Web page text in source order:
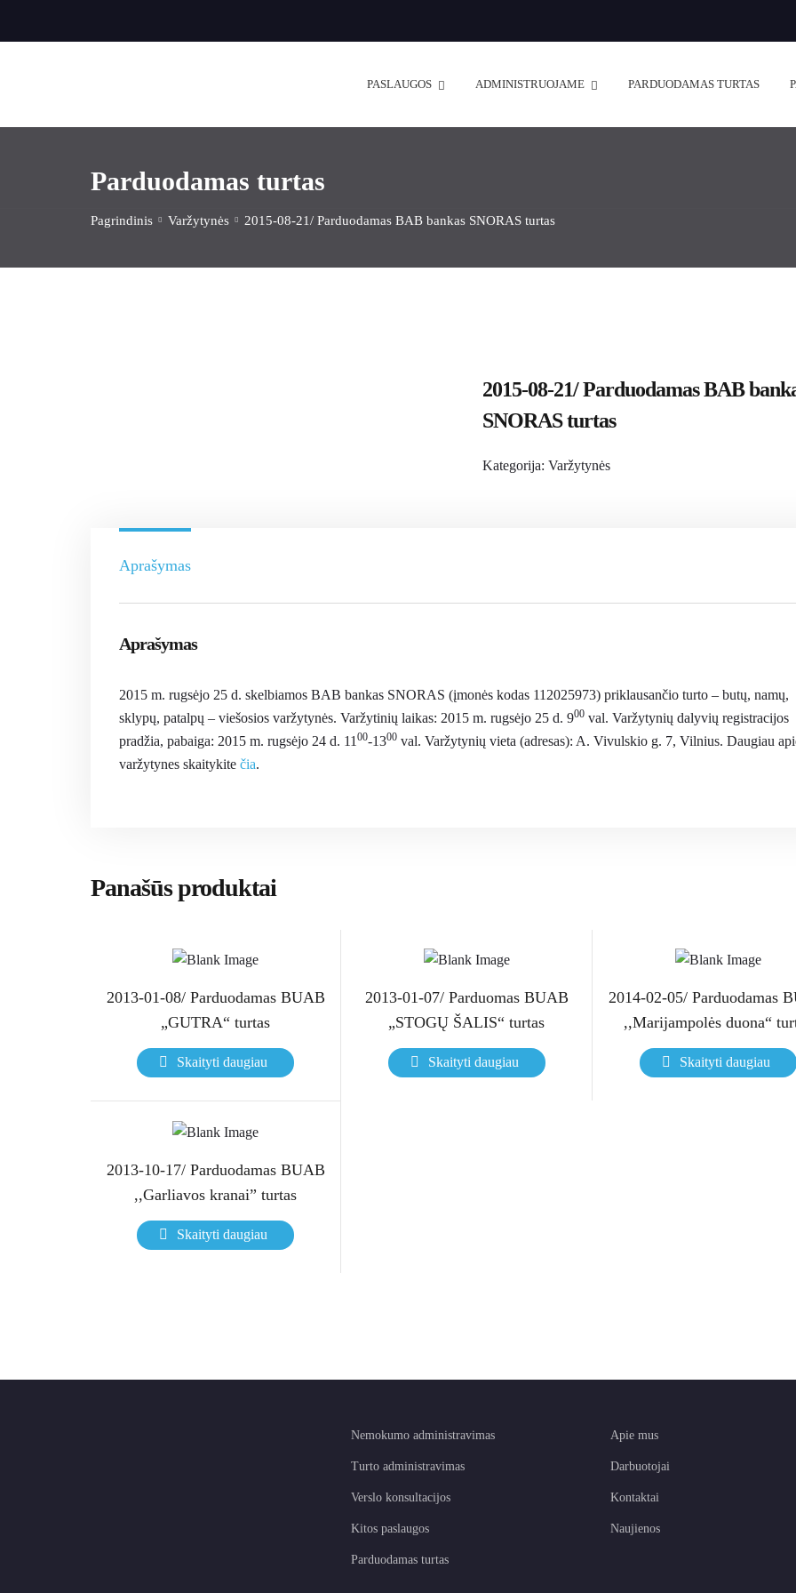
PASLAUGOS ADMINISTRUOJAME PARDUODAMAS TURTAS
Parduodamas turtas
Pagrindinis Varžytynės 2015-08-21/ Parduodamas BAB bankas SNORAS turtas
2015-08-21/ Parduodamas BAB
SNORAS turtas
Kategorija: Varžytynės
Aprašymas
Aprašymas
2015 m. rugsėjo 25 d. skelbiamos BAB bankas SNORAS (įmonės kodas 112025973) priklausančio turto – butų, namų,
sklypų, patalpų – viešosios varžytynės. Varžytinių laikas: 2015 m. rugsėjo 25 d. 900 val. Varžytynių dalyvių registracijos
pradžia, pabaiga: 2015 m. rugsėjo 24 d. 11 00-1300 val. Varžytynių vieta (adresas): A. Vivulskio g. 7, Vilnius. Daugiau
varžytynes skaitykite čia.
Panašūs produktai
2013-01-08/ Parduodamas BUAB
„GUTRA“ turtas
Skaityti daugiau
2013-01-07/ Parduomas BUAB
„STOGŲ ŠALIS“ turtas
Skaityti daugiau
2014-02-05/ Parduodamas
,,Marijampolės duona“
Skaityti daugiau
2013-10-17/ Parduodamas BUAB
,,Garliavos kranai” turtas
Skaityti daugiau
Nemokumo administravimas
Turto administravimas
Verslo konsultacijos
Kitos paslaugos
Parduodamas turtas
Apie mus
Darbuotojai
Kontaktai
Naujienos